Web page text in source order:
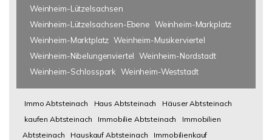
Weinheim-Lützelsachsen
Weinheim-Lützelsachsen-Ebene Weinheim-Markplatz
Weinheim-Marktplatz Weinheim-Musikerviertel
Weinheim-Nibelungenviertel Weinheim-Nordstadt
Weinheim-Schlosspark Weinheim-Weststadt
Immo Abtsteinach Haus Abtsteinach
Häuser Abtsteinach
kaufen Abtsteinach
Immobilie Abtsteinach
Immobilien
Abtsteinach
Hauskauf Abtsteinach
Immobilienkauf